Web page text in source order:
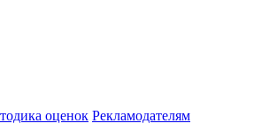
оценок Рекламодателям